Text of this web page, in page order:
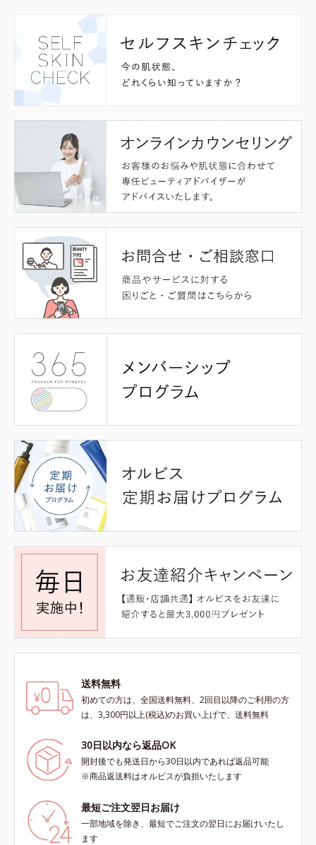
送料無料
初めての方は、全国送料無料、2回目以降のご利用の方
は、3,300円以上(税込)のお買い上げで、送料無料
30日以内なら返品OK
開封後でも発送日から30日以内であれば返品可能
※商品返送料はオルビスが負担いたします
最短ご注文翌日お届け
一部地域を除き、最短でご注文の翌日にお届けいたし
ます